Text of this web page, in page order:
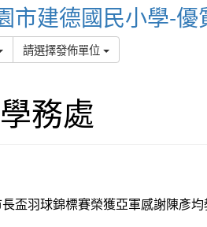
市建德國民小學-優
請選擇發佈單位
務處
盃羽球錦標賽榮獲亞軍感謝陳彥